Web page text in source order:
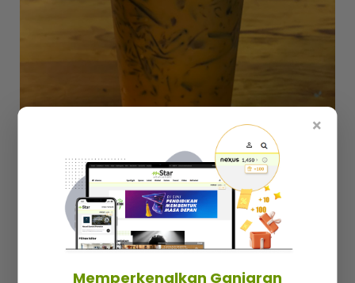
Teh cincau kegemaran ramai di Restoran Maluri.
×
Memperkenalkan Ganjaran